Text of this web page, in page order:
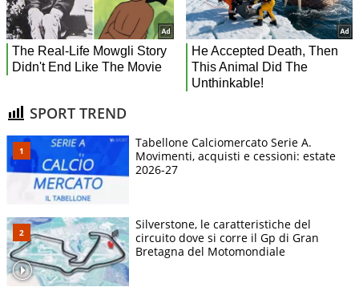
SPORT TREND
Tabellone Calciomercato Serie A.
Movimenti, acquisti e cessioni: estate
2026-27
Silverstone, le caratteristiche del
circuito dove si corre il Gp di Gran
Bretagna del Motomondiale